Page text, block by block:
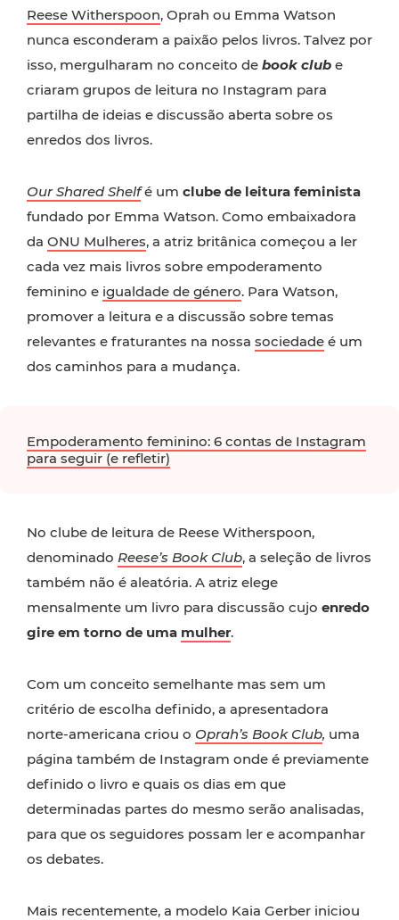
Reese Witherspoon, Oprah ou Emma Watson
nunca esconderam a paixão pelos livros. Talvez por
isso, mergulharam no conceito de book club e
criaram grupos de leitura no Instagram para
partilha de ideias e discussão aberta sobre os
enredos dos livros.
Our Shared Shelfé um clube de leitura feminista
fundado por Emma Watson. Como embaixadora
da ONU Mulheres, a atriz britânica começou a ler
cada vez mais livros sobre empoderamento
feminino e igualdade de género. Para Watson,
promover a leitura e a discussão sobre temas
relevantes e fraturantes na nossa sociedade é um
dos caminhos para a mudança.
Empoderamento feminino: 6 contas de Instagram
para seguir (e refletir)
No clube de leitura de Reese Witherspoon,
denominado Reese’s Book Club, a seleção de livros
também não é aleatória. A atriz elege
mensalmente um livro para discussão cujo enredo
gire em torno de uma mulher.
Com um conceito semelhante mas sem um
critério de escolha definido, a apresentadora
norte-americana criou o Oprah’s Book Club, uma
página também de Instagram onde é previamente
definido o livro e quais os dias em que
determinadas partes do mesmo serão analisadas,
para que os seguidores possam ler e acompanhar
os debates.
Mais recentemente, a modelo Kaia Gerber iniciou